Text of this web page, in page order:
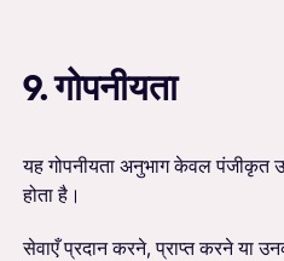
9. गोपनीयता
यह गोपनीयता अनुभाग केवल पंजीकृत
होता है।
सेवाएँ प्रदान करने, प्राप्त करने या